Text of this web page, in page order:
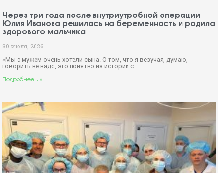
Через три года после внутриутробной операции
Юлия Иванова решилась на беременность и родила
здорового мальчика
30 июля, 2026
«Мы с мужем очень хотели сына. О том, что я везучая, думаю,
говорить не надо, это понятно из истории с
Подробнее... »